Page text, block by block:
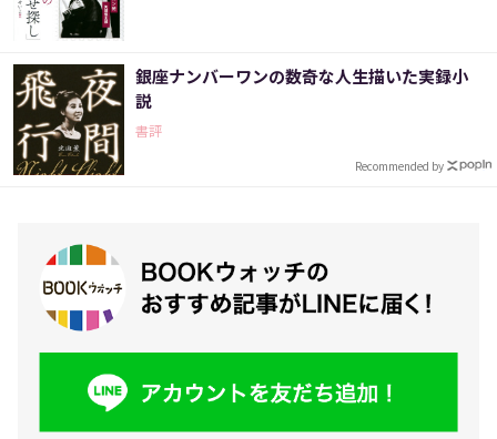
銀座ナンバーワンの数奇な人生描いた実録小
説
書評
Recommended by